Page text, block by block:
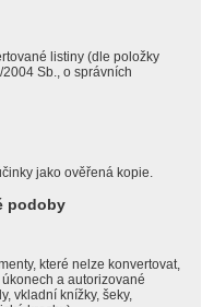
listiny (dle položky
Sb., o správních
jako ověřená kopie.
podoby
které nelze konvertovat,
a autorizované
vkladní knížky, šeky,